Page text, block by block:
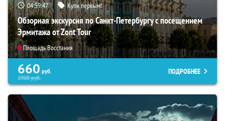
04:59:46 Купи первым!
Обзорная экскурсия по Санкт-Петербургу с посещением
Эрмитажа от Zont Tour
Площадь Восстания
660 руб.
2900руб.
ПОДРОБНЕЕ